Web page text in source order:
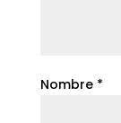
Nombre *